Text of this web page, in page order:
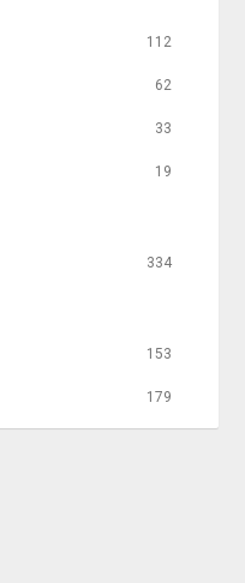
112
62
33
19
334
153
179